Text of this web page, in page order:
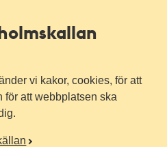
vi kakor, cookies, för att
för att webbplatsen ska